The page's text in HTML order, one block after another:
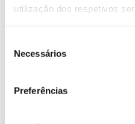
utilização dos respetivos
Necessários
Preferências
Celpa e Parceiros: